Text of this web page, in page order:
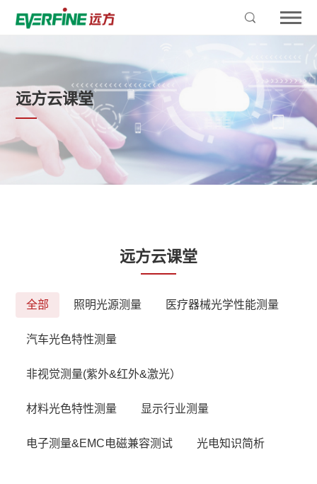
远方云课堂
远方云课堂
全部 照明光源测量 医疗器械光学性能测量
汽车光色特性测量
非视觉测量(紫外&红外&激光）
材料光色特性测量 显示行业测量
电子测量&EMC电磁兼容测试 光电知识简析